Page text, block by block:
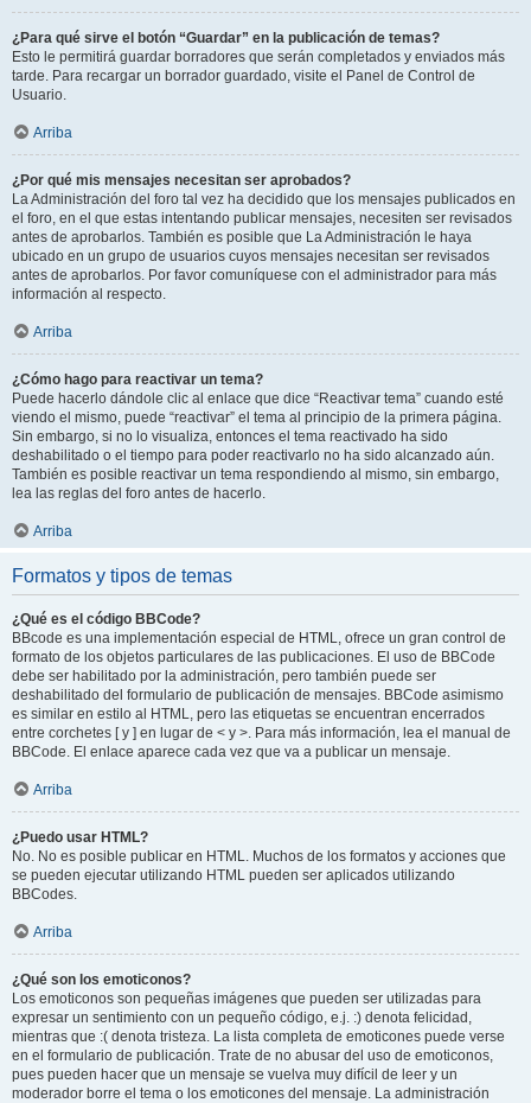
¿Para qué sirve el botón “Guardar” en la publicación de temas?
Esto le permitirá guardar borradores que serán completados y enviados más
tarde. Para recargar un borrador guardado, visite el Panel de Control de
Usuario.
Arriba
¿Por qué mis mensajes necesitan ser aprobados?
La Administración del foro tal vez ha decidido que los mensajes publicados en
el foro, en el que estas intentando publicar mensajes, necesiten ser revisados
antes de aprobarlos. También es posible que La Administración le haya
ubicado en un grupo de usuarios cuyos mensajes necesitan ser revisados
antes de aprobarlos. Por favor comuníquese con el administrador para más
información al respecto.
Arriba
¿Cómo hago para reactivar un tema?
Puede hacerlo dándole clic al enlace que dice “Reactivar tema” cuando esté
viendo el mismo, puede “reactivar” el tema al principio de la primera página.
Sin embargo, si no lo visualiza, entonces el tema reactivado ha sido
deshabilitado o el tiempo para poder reactivarlo no ha sido alcanzado aún.
También es posible reactivar un tema respondiendo al mismo, sin embargo,
lea las reglas del foro antes de hacerlo.
Arriba
Formatos y tipos de temas
¿Qué es el código BBCode?
BBcode es una implementación especial de HTML, ofrece un gran control de
formato de los objetos particulares de las publicaciones. El uso de BBCode
debe ser habilitado por la administración, pero también puede ser
deshabilitado del formulario de publicación de mensajes. BBCode asimismo
es similar en estilo al HTML, pero las etiquetas se encuentran encerrados
entre corchetes [ y ] en lugar de < y >. Para más información, lea el manual de
BBCode. El enlace aparece cada vez que va a publicar un mensaje.
Arriba
¿Puedo usar HTML?
No. No es posible publicar en HTML. Muchos de los formatos y acciones que
se pueden ejecutar utilizando HTML pueden ser aplicados utilizando
BBCodes.
Arriba
¿Qué son los emoticonos?
Los emoticonos son pequeñas imágenes que pueden ser utilizadas para
expresar un sentimiento con un pequeño código, e.j. :) denota felicidad,
mientras que :( denota tristeza. La lista completa de emoticones puede verse
en el formulario de publicación. Trate de no abusar del uso de emoticonos,
pues pueden hacer que un mensaje se vuelva muy difícil de leer y un
moderador borre el tema o los emoticones del mensaje. La administración